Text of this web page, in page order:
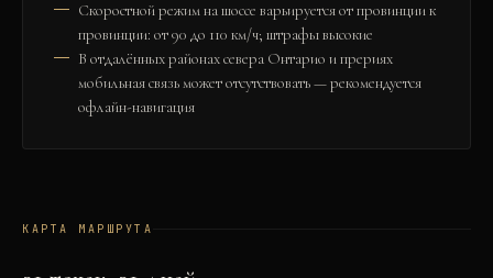
Скоростной режим на шоссе варьируется от провинции к
провинции: от 90 до 110 км/ч; штрафы высокие
В отдалённых районах севера Онтарио и прериях
мобильная связь может отсутствовать — рекомендуется
офлайн-навигация
КАРТА МАРШРУТА